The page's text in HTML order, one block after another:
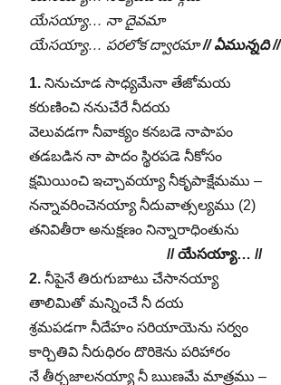
యేసయ్యా… నా దైవమా
యేసయ్యా… పరలోక ద్వారమా// ఏమున్నది //
1.నినుచూడ సాధ్యమేనా తేజోమయ
కరుణించి ననుచేరే నీదయ
వెలువడగా నీవాక్యం కనబడె నాపాపం
తడబడిన నా పాదం స్థిరపడె నీకోసం
క్షమియించి ఇచ్చావయ్యా నీకృపాక్షేమము –
నన్నావరించెనయ్యా నీదువాత్సల్యము (2)
తనివితీరా అనుక్షణం నిన్నారాధింతును
// యేసయ్యా… //
2. నీపైనే తిరుగుబాటు చేసానయ్యా
తాలిమితో మన్నించే నీ దయ
శ్రమపడగా నీదేహం సరియాయెను సర్వం
కార్చితివి నీరుధిరం దొరికెను పరిహారం
నే తీర్చజాలనయ్యా నీ ఋణమే మాత్రము –